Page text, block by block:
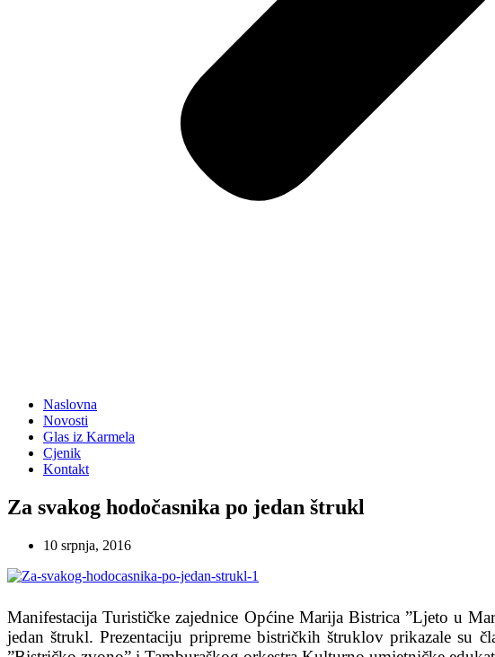
Naslovna
Novosti
Glas iz Karmela
Cjenik
Kontakt
Za svakog hodočasnika po jedan štrukl
10 srpnja, 2016
Manifestacija Turističke zajednice Općine Marija Bistrica ”Ljeto u
jedan štrukl. Prezentaciju pripreme bistričkih štruklov prikazale su